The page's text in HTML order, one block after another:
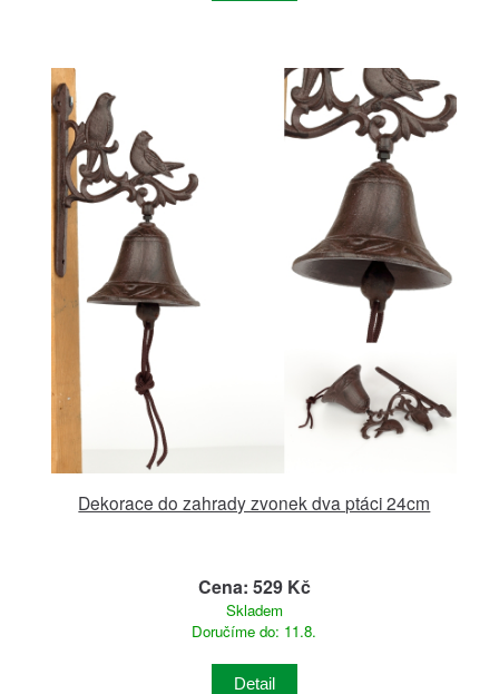
Dekorace do zahrady zvonek dva ptáci 24cm
Cena: 529 Kč
Skladem
Doručíme do: 11.8.
Detail